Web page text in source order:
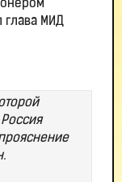
глава МИД